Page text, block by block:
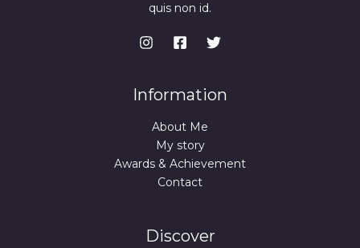
quis non id.
Information
About Me
My story
Awards & Achievement
Contact
Discover